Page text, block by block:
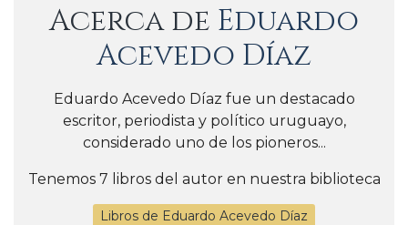
Acerca de Eduardo
Acevedo Díaz
Eduardo Acevedo Díaz fue un destacado
escritor, periodista y político uruguayo,
considerado uno de los pioneros...
Tenemos 7 libros del autor en nuestra biblioteca
Libros de Eduardo Acevedo Díaz